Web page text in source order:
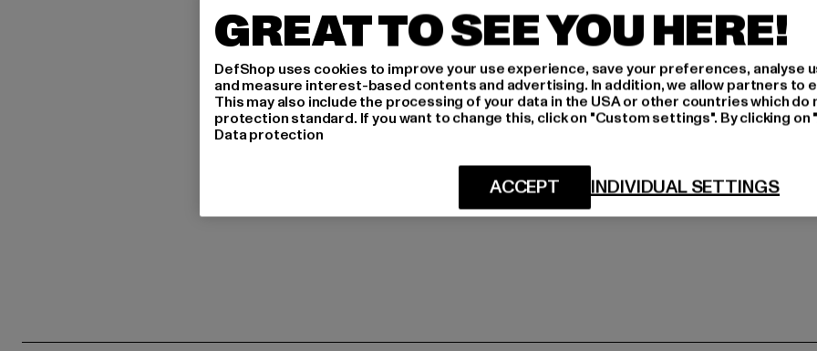
Schanzenstraße 41 |
GRÖSSE
LIEFERUNG &
GREAT TO SEE YOU HERE!
DefShop uses cookies to improve your use experience, save your preferences, analyse
and measure interest-based contents and advertising. In addition, we allow partners to
This may also include the processing of your data in the USA or other countries which do
protection standard. If you want to change this, click on "Custom settings". By clicking
Data protection
INDIVIDUAL SETTINGS
ACCEPT